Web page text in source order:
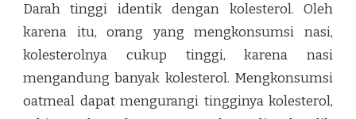
Darah tinggi identik dengan kolesterol. Oleh
karena itu, orang yang mengkonsumsi nasi,
kolesterolnya cukup tinggi, karena nasi
mengandung banyak kolesterol. Mengkonsumsi
oatmeal dapat mengurangi tingginya kolesterol,